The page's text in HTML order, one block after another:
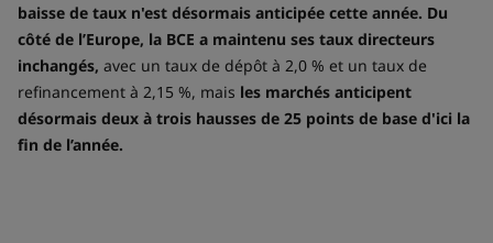
baisse de taux n'est désormais anticipée cette année. Du
côté de l’Europe, la BCE a maintenu ses taux directeurs
inchangés, avec un taux de dépôt à 2,0 % et un taux de
refinancement à 2,15 %, mais les marchés anticipent
désormais deux à trois hausses de 25 points de base d'ici la
fin de l’année.